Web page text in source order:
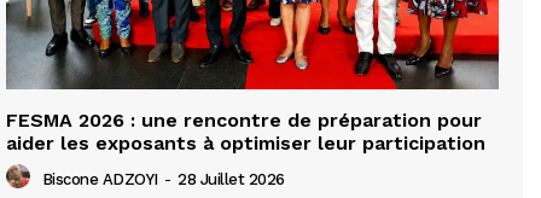
FESMA 2026 : une rencontre de préparation pour
aider les exposants à optimiser leur participation
Biscone ADZOYI - 28 Juillet 2026